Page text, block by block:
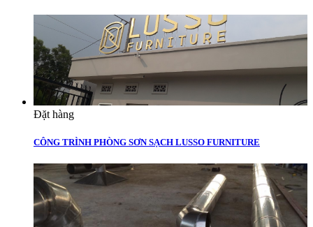
Đặt hàng
CÔNG TRÌNH PHÒNG SƠN SẠCH LUSSO FURNITURE